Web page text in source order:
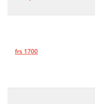
frs 1700